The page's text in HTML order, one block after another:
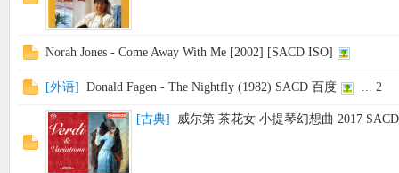
Norah Jones - Come Away With Me [2002] [SACD ISO]
[外语] Donald Fagen - The Nightfly (1982) SACD 百度 ... 2
[古典] 威尔第 茶花女 小提琴幻想曲 2017